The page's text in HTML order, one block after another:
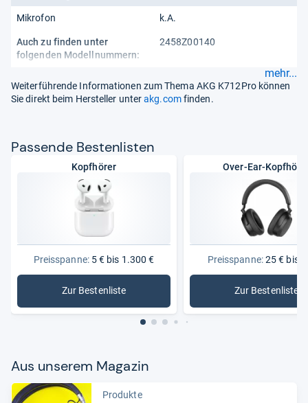
Mikrofon k.A.
Auch zu finden unter
folgenden Modellnummern:
2458Z00140
mehr...
Weiterführende Informationen zum Thema AKG K712Pro können
Sie direkt beim Hersteller unterakg.comfinden.
Pas­sende Bes­ten­lis­ten
Kopfhörer
Preisspanne:5 € bis 1.300 €
Zur Bestenliste
: Kopfhörer
Over-Ear-
Preisspanne:25 € bis
Zur Bestenliste
: Over-
Aus unse­rem Maga­zin
Produkte